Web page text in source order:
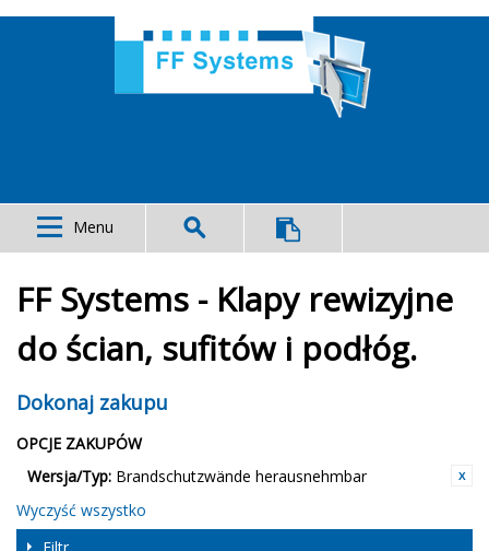
Menu
FF Systems - Klapy rewizyjne
do ścian, sufitów i podłóg.
Dokonaj zakupu
OPCJE ZAKUPÓW
Wersja/Typ: Brandschutzwände herausnehmbar
Wyczyść wszystko